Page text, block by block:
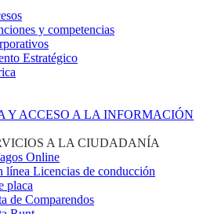
y competencias
Estratégico
Y ACCESO A LA INFORMACIÓN
A LA CIUDADANÍA
Online
línea Licencias de conducción
placa
de Comparendos